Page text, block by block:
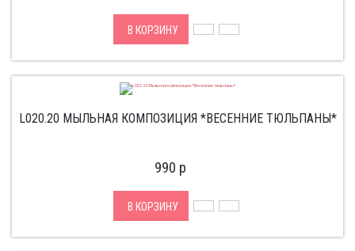
В КОРЗИНУ
L020.20 МЫЛЬНАЯ КОМПОЗИЦИЯ *ВЕСЕННИЕ ТЮЛЬПАНЫ*
990 p
В КОРЗИНУ